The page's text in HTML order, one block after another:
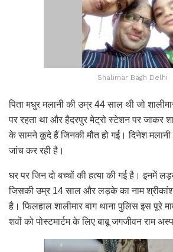
Shalimar Bagh Delhi
पिता मधुर मलानी की उम्र 44 साल थी जो
पर रहता था और हैदरपुर मेट्रो स्टेशन पर जाकर
के सामने कूदे हैं जिनकी मौत हो गई। दिनेश
जांच कर रही है।
घर पर जिन दो बच्चों की हत्या की गई है। इनमें
जिसकी उम्र 14 साल और लड़के का नाम
है। फिलहाल शालीमार बाग थाना पुलिस इस पूरे
शवों को पोस्टमार्टम के लिए बाबू जगजीवन राम